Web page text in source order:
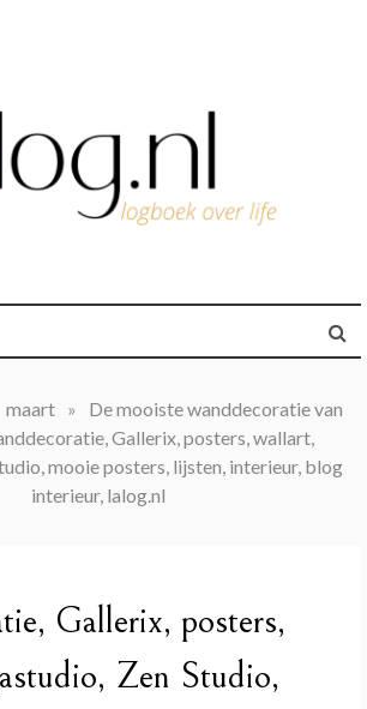
maart »
De mooiste wanddecoratie van
Gallerix, posters, wallart,
mooie posters, lijsten, interieur, blog
interieur, lalog.nl
Gallerix, posters,
Zen Studio,